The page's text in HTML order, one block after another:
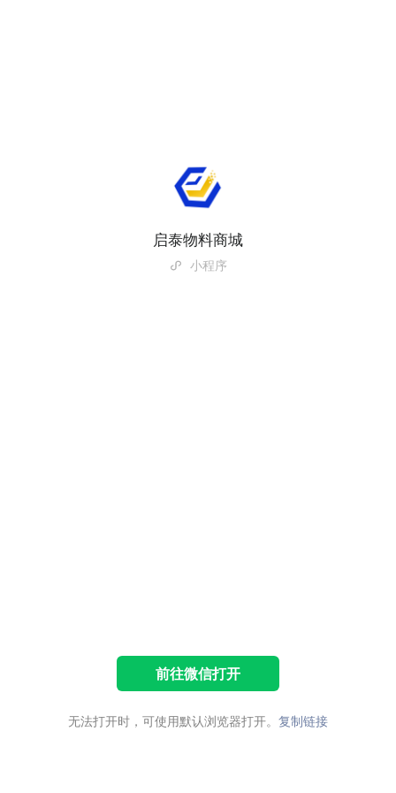
启泰物料商城
小程序
前往微信打开
无法打开时，可使用默认浏览器打开。 复制链接